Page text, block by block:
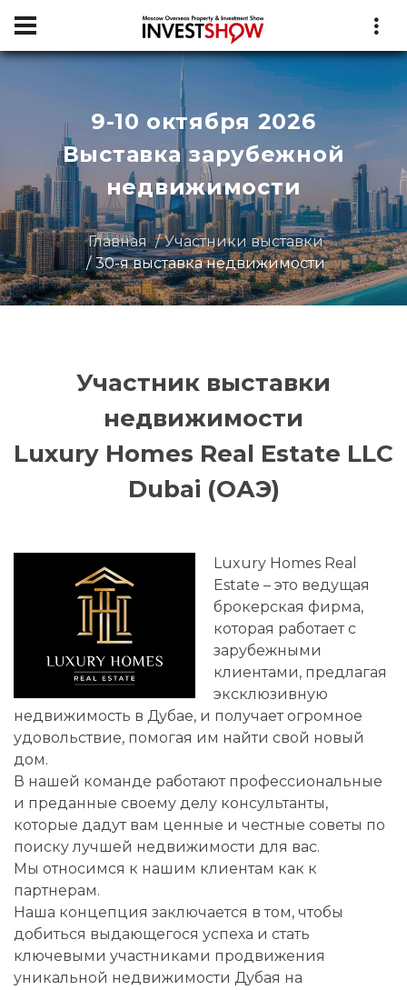
9-10 октября 2026
Выставка зарубежной
недвижимости
Главная
Участники выставки
30-я выставка недвижимости
Участник выставки
недвижимости
Luxury Homes Real Estate LLC
Dubai (ОАЭ)
Luxury Homes Real
Estate – это ведущая
брокерская фирма,
которая работает с
зарубежными
клиентами, предлагая
эксклюзивную
недвижимость в Дубае, и получает огромное
удовольствие, помогая им найти свой новый
дом.
В нашей команде работают профессиональные
и преданные своему делу консультанты,
которые дадут вам ценные и честные советы по
поиску лучшей недвижимости для вас.
Мы относимся к нашим клиентам как к
партнерам.
Наша концепция заключается в том, чтобы
добиться выдающегося успеха и стать
ключевыми участниками продвижения
уникальной недвижимости Дубая на